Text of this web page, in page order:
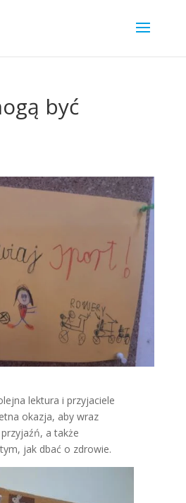
być
lektura i przyjaciele
okazja, aby wraz
a także
jak dbać o zdrowie.